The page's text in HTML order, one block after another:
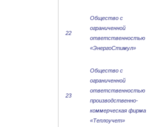
22
Общество с
ограниченной
ответственностью
«ЭнергоСтимул»
23
Общество с
ограниченной
ответственностью
производственно-
коммерческая фирма
«Теплоучет»